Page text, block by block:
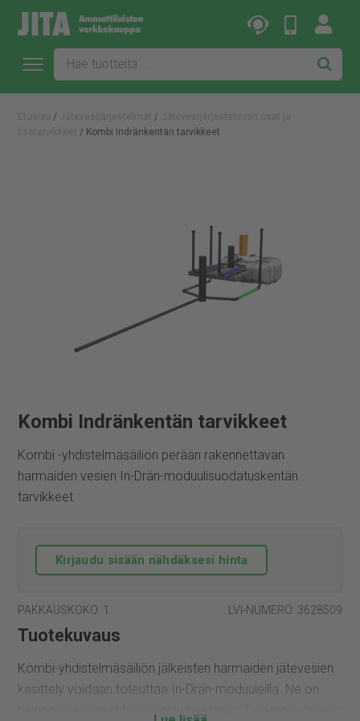
/ /
/ Kombi Indränkentän tarvikkeet
Kombi Indränkentän tarvikkeet
Kombi -yhdistelmäsäiliön perään rakennettavan
harmaiden vesien In-Drän-moduulisuodatuskentän
tarvikkeet.
Kirjaudu sisään nähdäksesi hinta
PAKKAUSKOKO: 1 LVI-NUMERO: 3628509
Tuotekuvaus
Kombi-yhdistelmäsäiliön jälkeisten harmaiden jätevesien
käsittely voidaan toteuttaa In-Drän-moduuleilla. Ne on